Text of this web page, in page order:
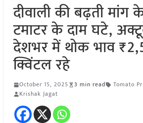
दीवाली की बढ़ती मांग
टमाटर के दाम घटे,
देशभर में थोक भाव
क्विंटल रहे
October 15, 2025 3 min read
Tomato
Krishak Jagat